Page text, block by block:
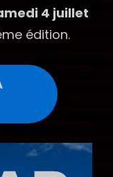
4 juillet
édition.